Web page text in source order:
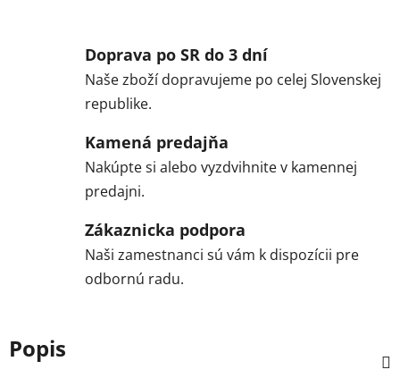
Doprava po SR do 3 dní
Naše zboží dopravujeme po celej Slovenskej
republike.
Kamená predajňa
Nakúpte si alebo vyzdvihnite v kamennej
predajni.
Zákaznicka podpora
Naši zamestnanci sú vám k dispozícii pre
odbornú radu.
Popis